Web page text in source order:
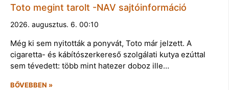
Toto megint tarolt -NAV sajtóinformáció
2026. augusztus. 6. 00:10
Még ki sem nyitották a ponyvát, Toto már jelzett. A
cigaretta- és kábítószerkereső szolgálati kutya ezúttal
sem tévedett: több mint hatezer doboz ille…
BŐVEBBEN »